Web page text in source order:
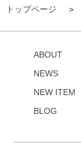
トップページ
ABOUT
NEWS
NEW ITEM
BLOG